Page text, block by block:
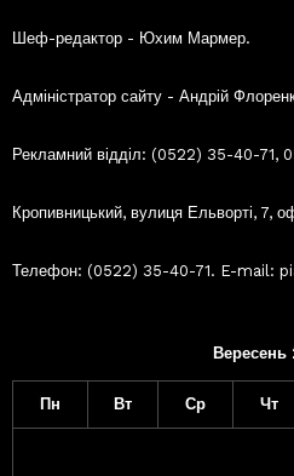
Шеф-редактор - Юхим Мармер.
Адміністратор сайту - Андрій
Рекламний відділ: (0522) 35-40-71,
Кропивницький, вулиця Ельворті, 7,
Телефон: (0522) 35-40-71. E-mail:
Вересень
Пн Вт Ср Чт